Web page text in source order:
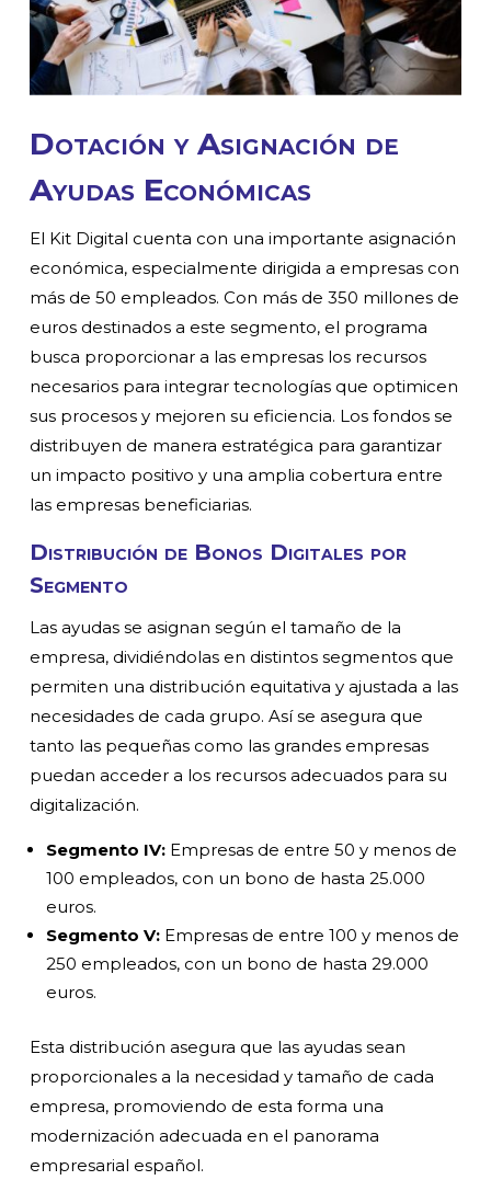
Dotación y Asignación de
Ayudas Económicas
El Kit Digital cuenta con una importante asignación
económica, especialmente dirigida a empresas con
más de 50 empleados. Con más de 350 millones de
euros destinados a este segmento, el programa
busca proporcionar a las empresas los recursos
necesarios para integrar tecnologías que optimicen
sus procesos y mejoren su eficiencia. Los fondos se
distribuyen de manera estratégica para garantizar
un impacto positivo y una amplia cobertura entre
las empresas beneficiarias.
Distribución de Bonos Digitales por
Segmento
Las ayudas se asignan según el tamaño de la
empresa, dividiéndolas en distintos segmentos que
permiten una distribución equitativa y ajustada a las
necesidades de cada grupo. Así se asegura que
tanto las pequeñas como las grandes empresas
puedan acceder a los recursos adecuados para su
digitalización.
Segmento IV: Empresas de entre 50 y menos de
100 empleados, con un bono de hasta 25.000
euros.
Segmento V: Empresas de entre 100 y menos de
250 empleados, con un bono de hasta 29.000
euros.
Esta distribución asegura que las ayudas sean
proporcionales a la necesidad y tamaño de cada
empresa, promoviendo de esta forma una
modernización adecuada en el panorama
empresarial español.